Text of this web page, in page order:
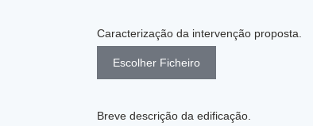
Caracterização da intervenção proposta.
Escolher Ficheiro
Breve descrição da edificação.